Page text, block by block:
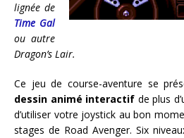
lignée de
Time Gal
ou autre
Dragon’s Lair.
Ce jeu de course-aventure se
dessin animé interactif de plus
d’utiliser votre joystick au bon
stages de Road Avenger. Six